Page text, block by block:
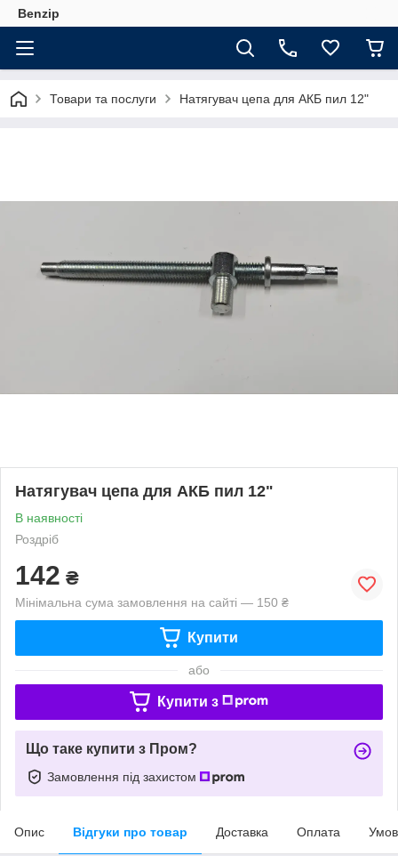
Benzip
Товари та послуги Натягувач цепа для АКБ пил 12"
Натягувач цепа для АКБ пил 12"
В наявності
Роздріб
142 ₴
Мінімальна сума замовлення на сайті — 150 ₴
Купити
або
Купити з
Що таке купити з Пром?
Замовлення під захистом
Опис Відгуки про товар Доставка Оплата